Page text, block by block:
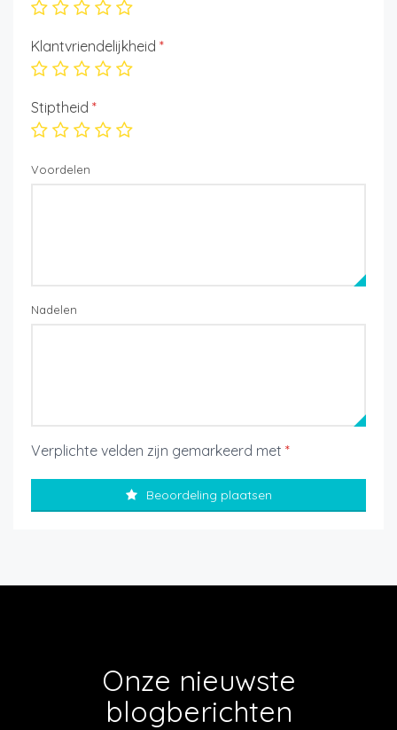
Klantvriendelijkheid *
Stiptheid *
Voordelen
Nadelen
Verplichte velden zijn gemarkeerd met *
Beoordeling plaatsen
Onze nieuwste
blogberichten